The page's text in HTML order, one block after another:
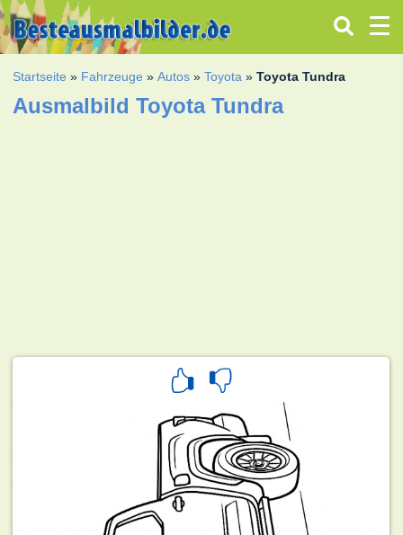
Startseite » Fahrzeuge »Autos »Toyota »Toyota Tundra
Ausmalbild Toyota Tundra